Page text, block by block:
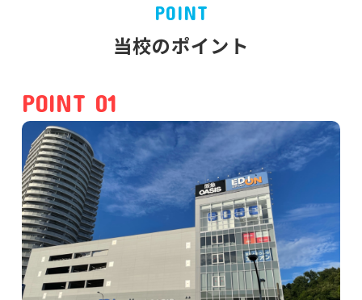
POINT
当校のポイント
POINT 01